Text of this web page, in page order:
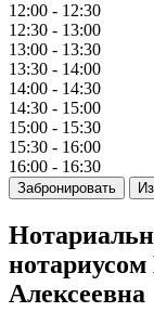
12:00 - 12:30
12:30 - 13:00
13:00 - 13:30
13:30 - 14:00
14:00 - 14:30
14:30 - 15:00
15:00 - 15:30
15:30 - 16:00
16:00 - 16:30
Забронировать
Алексеевна